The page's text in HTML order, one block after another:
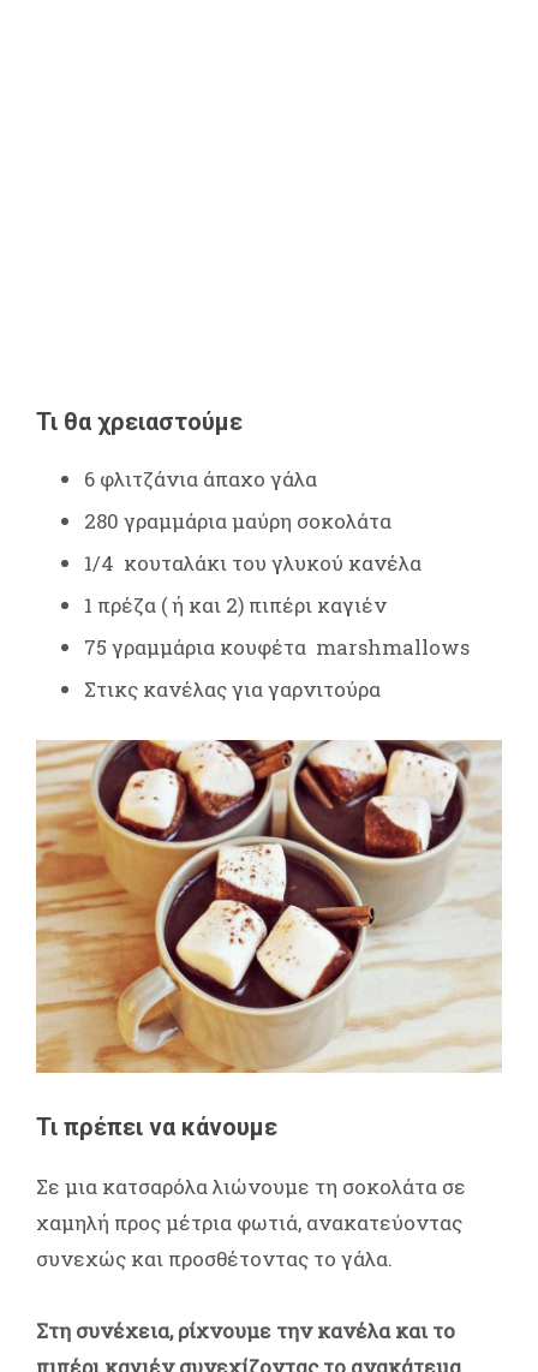
Τι θα χρειαστούμε
6 φλιτζάνια άπαχο γάλα
280 γραμμάρια μαύρη σοκολάτα
1/4 κουταλάκι του γλυκού κανέλα
1 πρέζα ( ή και 2) πιπέρι καγιέν
75 γραμμάρια κουφέτα marshmallows
Στικς κανέλας για γαρνιτούρα
Τι πρέπει να κάνουμε
Σε μια κατσαρόλα λιώνουμε τη σοκολάτα σε
χαμηλή προς μέτρια φωτιά, ανακατεύοντας
συνεχώς και προσθέτοντας το γάλα.
Στη συνέχεια, ρίχνουμε την κανέλα και το